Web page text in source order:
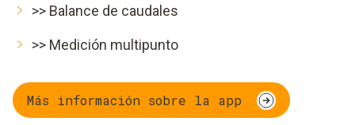
>> Balance de caudales
>> Medición multipunto
Más información sobre la app